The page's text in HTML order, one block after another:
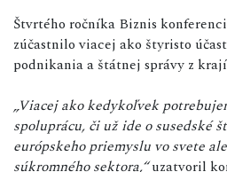
Štvrtého ročníka Biznis
zúčastnilo viacej ako štyristo
podnikania a štátnej správy z
„Viacej ako kedykoľvek
spoluprácu, či už ide o susedské
európskeho priemyslu vo svete
súkromného sektora,“uzatvoril